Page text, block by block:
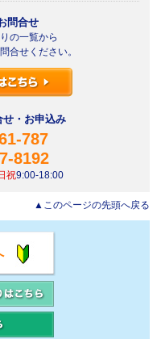
問合せ
の一覧から
合せください。
せ・お申込み
787
8192
祝9:00-18:00
▲このページの先頭へ戻る